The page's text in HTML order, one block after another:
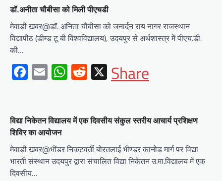
डॉ.अनीता चौबीसा को मिली पीएचडी
मेवाड़ी खबर@डॉ. अनिता चौबीसा को जनार्दन राय नागर राजस्थान
विद्यापीठ (डीम्ड टू बी विश्वविद्यालय), उदयपुर से अर्थशास्त्र में पीएच.डी.
की…
Facebook
EmailWhatsApp
Reddit
X
Share
विद्या निकेतन विद्यालय में एक दिवसीय संकुल स्तरीय आचार्य प्रशिक्षण
शिविर का आयोजन
मेवाड़ी खबर@भींडर निकटवर्ती बोरतलाई भीण्डर कानोड मार्ग पर विद्या
भारती संस्थान उदयपुर द्वारा संचालित विद्या निकेतन उ.मा.विद्यालय में एक
दिवसीय…